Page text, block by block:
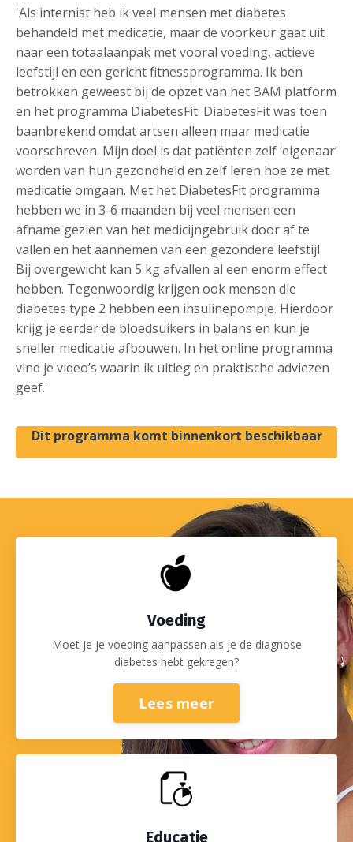
'Als internist heb ik veel mensen met diabetes
behandeld met medicatie, maar de voorkeur gaat uit
naar een totaalaanpak met vooral voeding, actieve
leefstijl en een gericht fitnessprogramma. Ik ben
betrokken geweest bij de opzet van het BAM platform
en het programma DiabetesFit. DiabetesFit was toen
baanbrekend omdat artsen alleen maar medicatie
voorschreven. Mijn doel is dat patiënten zelf ‘eigenaar’
worden van hun gezondheid en zelf leren hoe ze met
medicatie omgaan. Met het DiabetesFit programma
hebben we in 3-6 maanden bij veel mensen een
afname gezien van het medicijngebruik door af te
vallen en het aannemen van een gezondere leefstijl.
Bij overgewicht kan 5 kg afvallen al een enorm effect
hebben. Tegenwoordig krijgen ook mensen die
diabetes type 2 hebben een insulinepompje. Hierdoor
krijg je eerder de bloedsuikers in balans en kun je
sneller medicatie afbouwen. In het online programma
vind je video’s waarin ik uitleg en praktische adviezen
geef.'
Dit programma komt binnenkort beschikbaar
Voeding
Moet je je voeding aanpassen als je de diagnose
diabetes hebt gekregen?
Lees meer
Educatie